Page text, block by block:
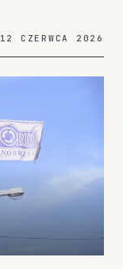
12 CZERWCA 2026